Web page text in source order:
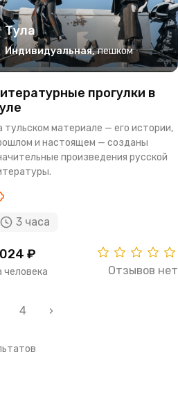
Тула
Индивидуальная, пешком
прогулки в
тульском материале — его истории,
и настоящем — созданы
произведения русской
3 часа
₽
человека Отзывов нет
4 ›